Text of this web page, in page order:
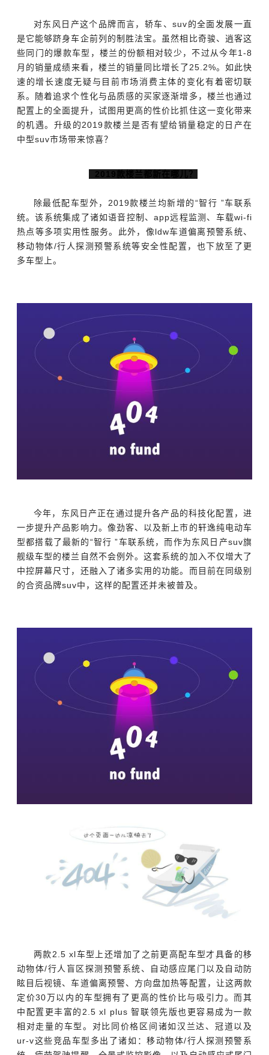
对东风日产这个品牌而言，轿车、suv的全面发展一直
是它能够跻身车企前列的制胜法宝。虽然相比奇骏、逍客这
些同门的爆款车型，楼兰的份额相对较少，不过从今年1-8
月的销量成绩来看，楼兰的销量同比增长了25.2%。如此快
速的增长速度无疑与目前市场消费主体的变化有着密切联
系。随着追求个性化与品质感的买家逐渐增多，楼兰也通过
配置上的全面提升，试图用更高的性价比抓住这一变化带来
的机遇。升级的2019款楼兰是否有望给销量稳定的日产在
中型suv市场带来惊喜？
2019款楼兰都新在哪儿？
除最低配车型外，2019款楼兰均新增的“智行 ”车联系
统。该系统集成了诸如语音控制、app远程监测、车载wi-fi
热点等多项实用性服务。此外，像ldw车道偏离预警系统、
移动物体/行人探测预警系统等安全性配置，也下放至了更
多车型上。
今年，东风日产正在通过提升各产品的科技化配置，进
一步提升产品影响力。像劲客、以及新上市的轩逸纯电动车
型都搭载了最新的“智行 ”车联系统，而作为东风日产suv旗
舰级车型的楼兰自然不会例外。这套系统的加入不仅增大了
中控屏幕尺寸，还融入了诸多实用的功能。而目前在同级别
的合资品牌suv中，这样的配置还并未被普及。
两款2.5 xl车型上还增加了之前更高配车型才具备的移
动物体/行人盲区探测预警系统、自动感应尾门以及自动防
眩目后视镜、车道偏离预警、方向盘加热等配置，让这两款
定价30万以内的车型拥有了更高的性价比与吸引力。而其
中配置更丰富的2.5 xl plus 智联领先版也更容易成为一款
相对走量的车型。对比同价格区间诸如汉兰达、冠道以及
ur-v这些竞品车型多出了诸如：移动物体/行人探测预警系